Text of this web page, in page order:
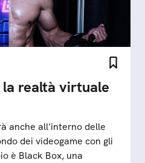
realtà virtuale
anche all'interno delle
dei videogame con gli
è Black Box, una